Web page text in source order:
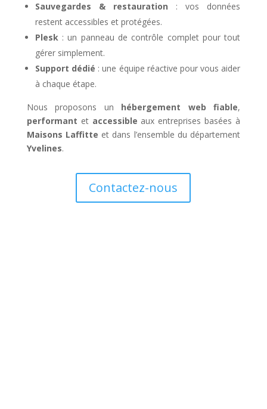
Sauvegardes & restauration : vos données
restent accessibles et protégées.
Plesk: un panneau de contrôle complet pour tout
gérer simplement.
Support dédié : une équipe réactive pour vous aider
à chaque étape.
Nous proposons un hébergement web fiable,
performant et accessible aux entreprises basées à
Maisons Laffitte et dans l’ensemble du département
Yvelines.
Contactez-nous